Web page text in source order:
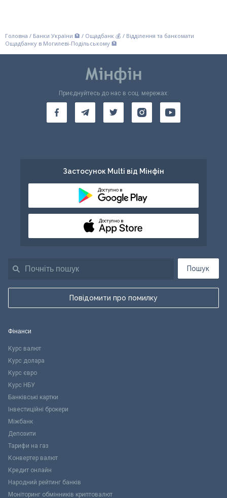
Головна / Банки України 🏦 / Ощадбанк 💰 / Відділення та банкомати
Ощадбанку в Могилеві-Подільському 🏦
Пошук
Повідомити про помилку
Приєднуйтесь до нас в соц. мережах:
Застосунок Multi від Мінфін
Доступно в
Доступно в
Фінанси
Курс валют
Курс долара
Курс євро
Курс НБУ
Банківські картки
Інвестиційні брокери
Міжбанк
Депозити
Тарифи на газ
Конвертер валют
Кредит онлайн
Народний рейтинг банків
Моніторинг обмінників криптовалют